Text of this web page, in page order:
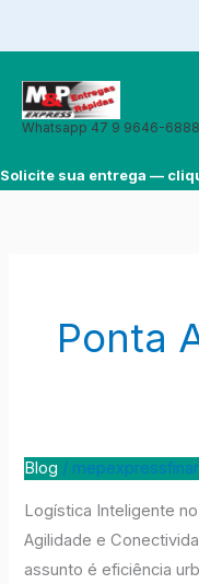
conteúdo
Whatsapp 47 9 9646-6888
Solicite sua entrega —
Ponta
Blog /
Logística Inteligente
Agilidade e
assunto é eficiência